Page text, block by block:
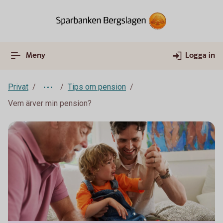
Meny Logga in
Privat
Tips om pension
Vem ärver min pension?